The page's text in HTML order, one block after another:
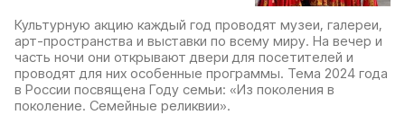
Культурную акцию каждый год проводят музеи, галереи,
арт-пространства и выставки по всему миру. На вечер и
часть ночи они открывают двери для посетителей и
проводят для них особенные программы. Тема 2024 года
в России посвящена Году семьи: «Из поколения в
поколение. Семейные реликвии».